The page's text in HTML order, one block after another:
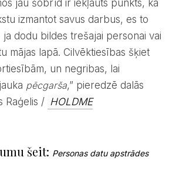
izmantot savus darbus, es to
dodu bildes trešajai personai vai
mājas lapā. Cilvēktiesības šķiet
un negribas, lai
pēcgarša,” pieredzē dalās
Raģelis / HOLDME
šeit: Personas datu apstrādes